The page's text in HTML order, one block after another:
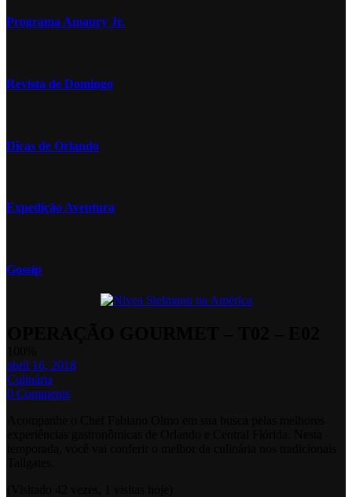
Programa Amaury Jr.
Revista de Domingo
Dicas de Orlando
Expedição Aventura
Gossip
abril 16, 2018
Culinária
0 Comments